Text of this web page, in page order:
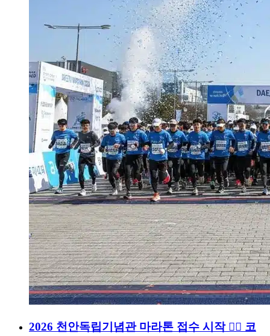
2026 천안독립기념관 마라톤 접수 시작 🏃‍♂️ 코